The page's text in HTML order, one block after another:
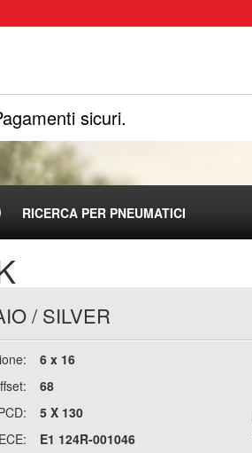
sicuri.
RICERCA PER PNEUMATICI
/ SILVER
6 x 16
68
5 X 130
ECE:
E1 124R-001046